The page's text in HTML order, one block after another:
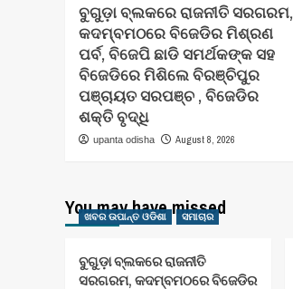
ବୁଗୁଡ଼ା ବ୍ଲକରେ ରାଜନୀତି ସରଗରମ,
କଦମ୍ବମଠରେ ବିଜେଡିର ମିଶ୍ରଣ
ପର୍ବ, ବିଜେପି ଛାଡି ସମର୍ଥକଙ୍କ ସହ
ବିଜେଡିରେ ମିଶିଲେ ବିରଞ୍ଚିପୁର
ପଞ୍ଚାୟତ ସରପଞ୍ଚ , ବିଜେଡିର
ଶକ୍ତି ବୃଦ୍ଧି
upanta odisha August 8, 2026
You may have missed
ଖବର ଉପାନ୍ତ ଓଡିଶା ସମାଚାର
ବୁଗୁଡ଼ା ବ୍ଲକରେ ରାଜନୀତି
ସରଗରମ, କଦମ୍ବମଠରେ ବିଜେଡିର